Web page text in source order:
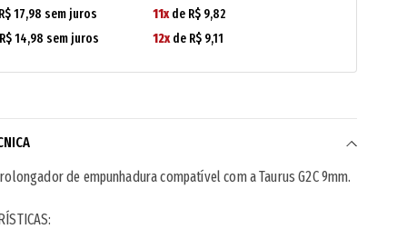
17,98 sem juros
14,98 sem juros
11xde R$ 9,82
12xde R$ 9,11
de empunhadura compatível com a Taurus G2C 9mm.